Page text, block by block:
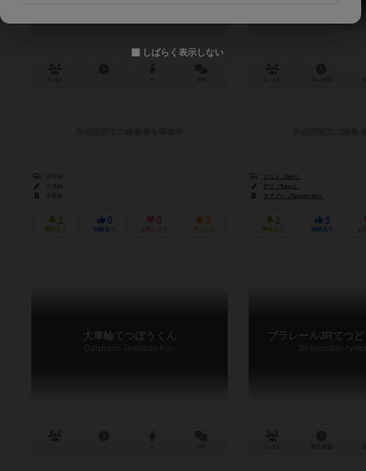
1
興味あり
0
経験あり
0
お気に入り
2
持ってる
ジュン（Jun）
テツ（Tetsu）
タマブシ（Tamabushi）
1
興味あり
3
経験あり お
大車輪てつぼうくん
Daisharin Tetsubou Kun
プラレールJRてつ
JR-tetsudou-
しばらく表示しない